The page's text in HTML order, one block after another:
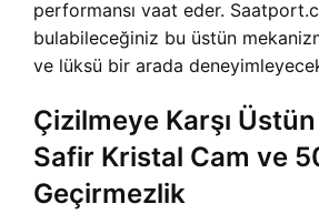
performansı vaat eder.
bulabileceğiniz bu üstün
ve lüksü bir arada
Çizilmeye Karşı
Safir Kristal Cam ve
Geçirmezlik